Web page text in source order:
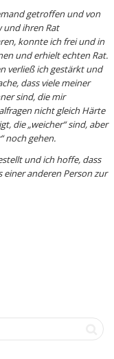
getroffen und von
und ihren Rat
konnte ich frei und in
und erhielt echten Rat.
verließ ich gestärkt und
dass viele meiner
sind, die mir
nicht gleich Härte
die „weicher“ sind, aber
noch gehen.
und ich hoffe, dass
einer anderen Person zur